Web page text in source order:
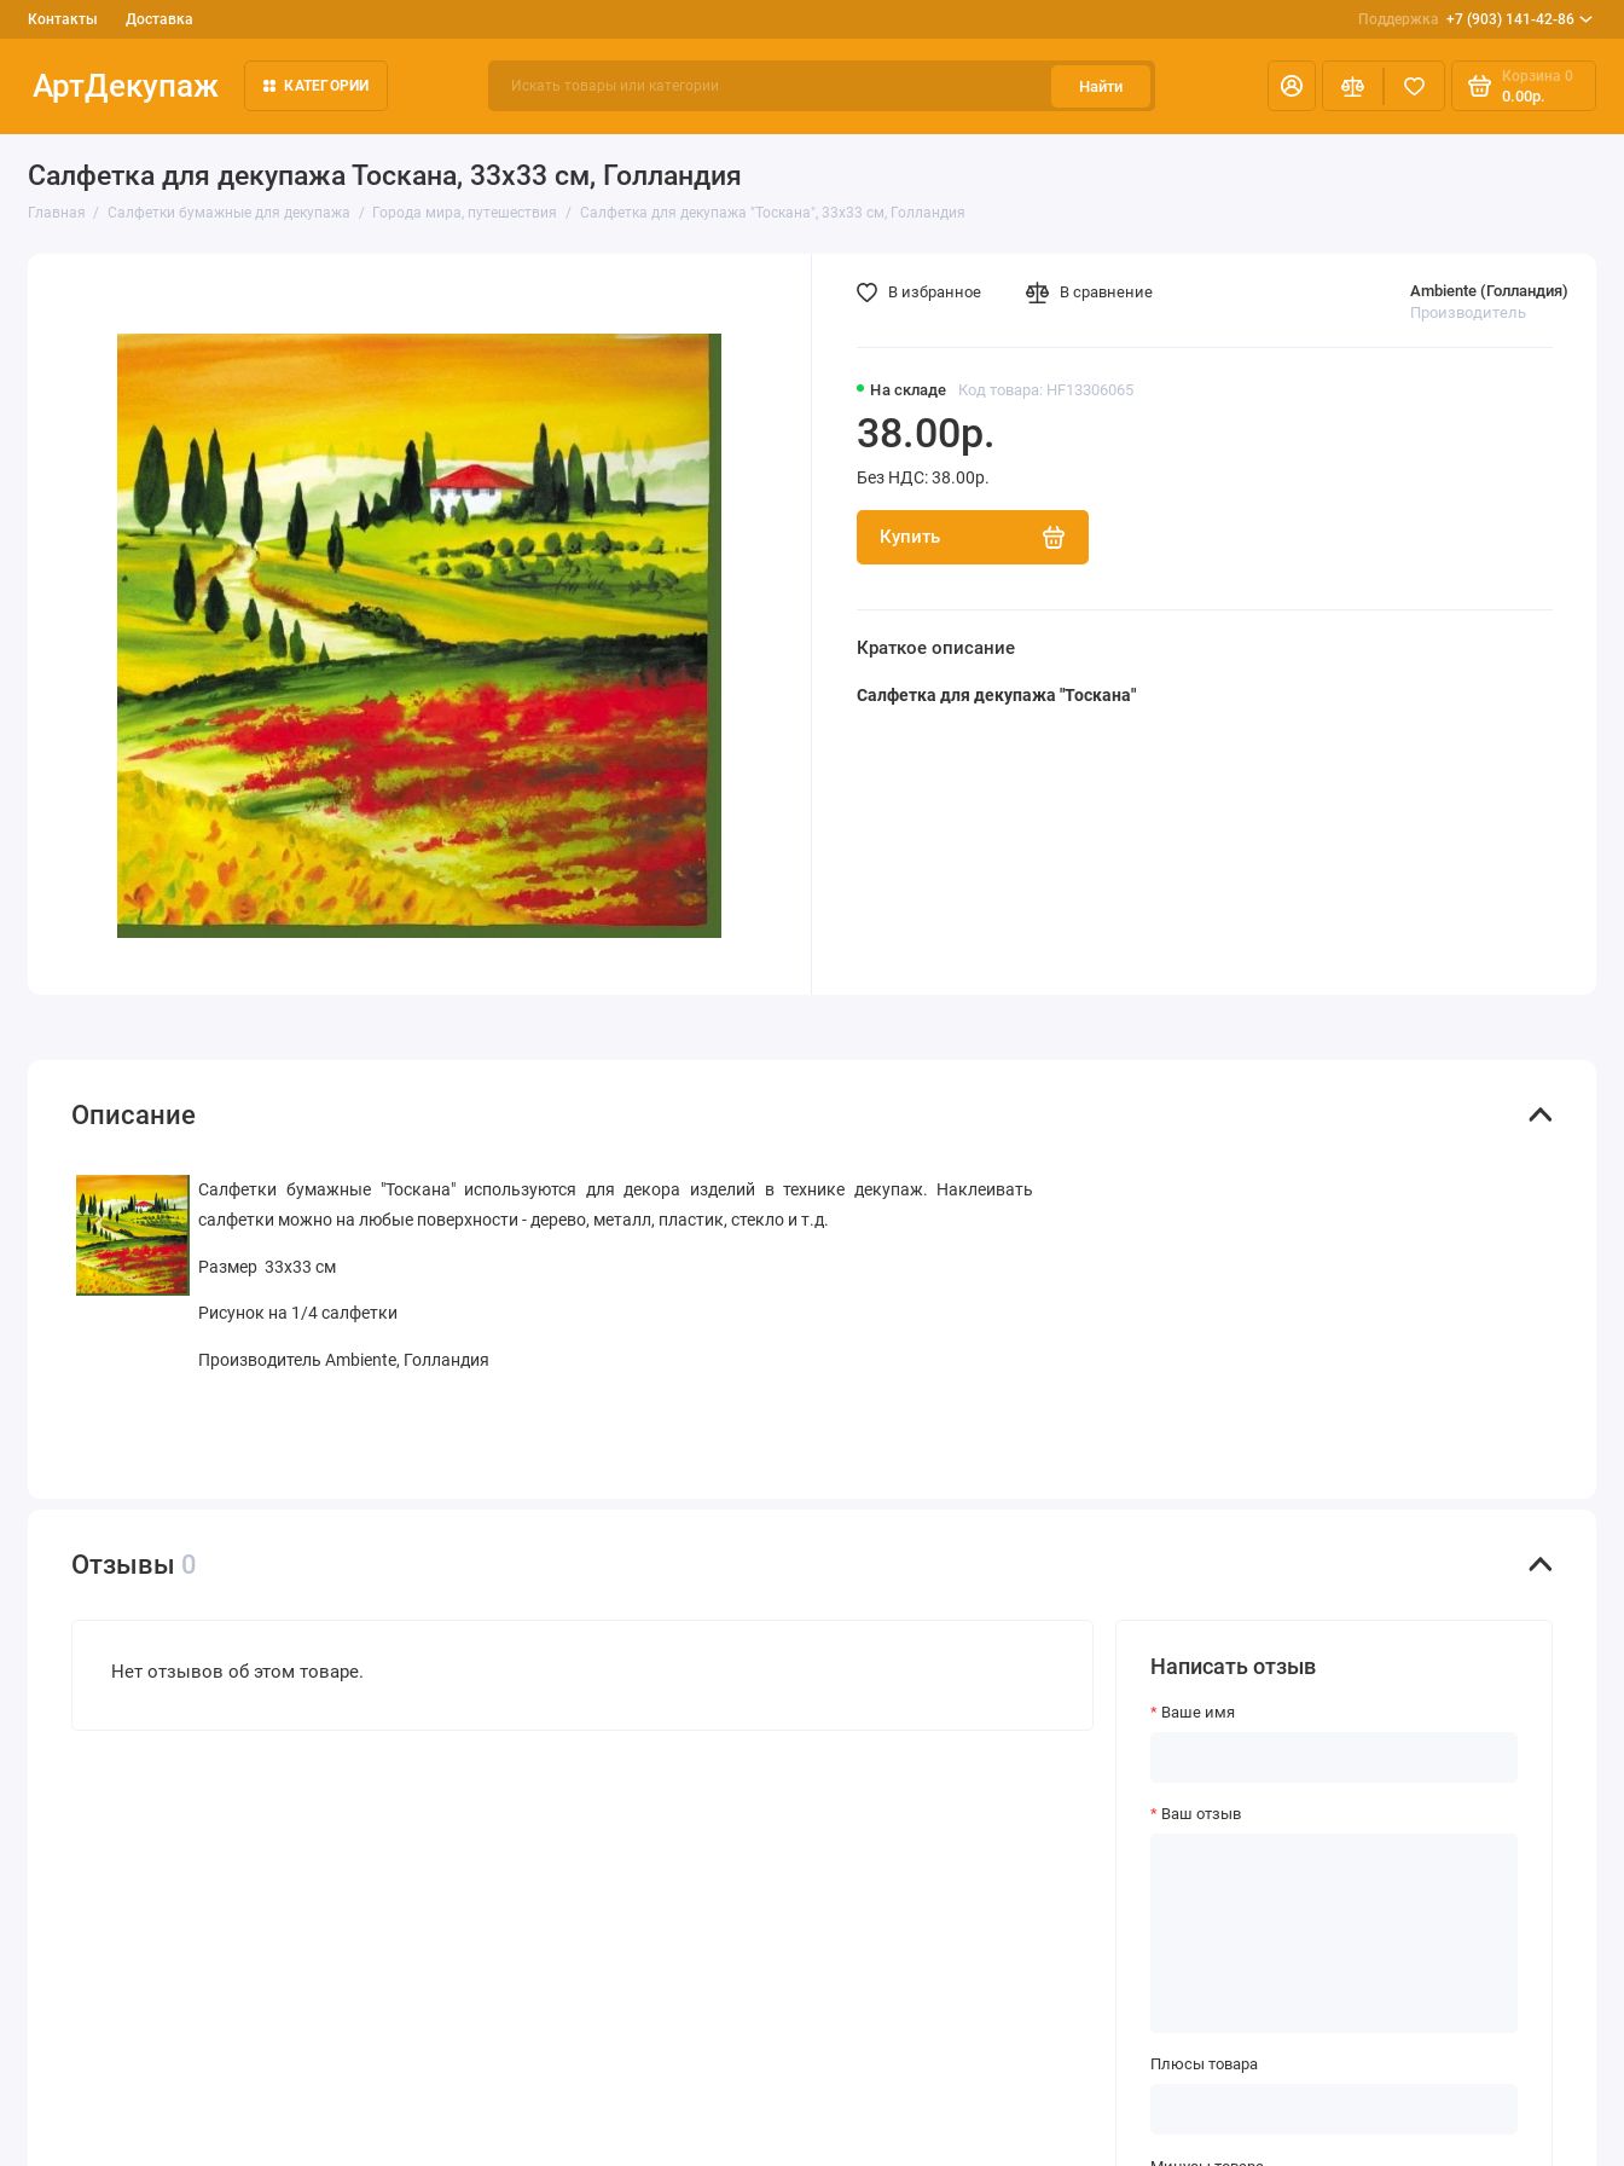
Контакты Доставка Поддержка +7 (903) 141-42-86
АртДекупаж КАТЕГОРИИ Найти
Корзина 0
0.00р.
Салфетка для декупажа Тоскана, 33х33 см, Голландия
Главная Салфетки бумажные для декупажа Города мира, путешествия Салфетка для декупажа "Тоскана", 33х33 см, Голландия
На складе Код товара: HF13306065
Ambiente (Голландия)
Производитель
38.00р.
Без НДС: 38.00р.
Купить
В избранное В сравнение
Краткое описание
Салфетка для декупажа "Тоскана"
Описание
Салфетки бумажные "Тоскана" используются для декора изделий в технике декупаж. Наклеивать
салфетки можно на любые поверхности - дерево, металл, пластик, стекло и т.д.
Размер 33х33 см
Рисунок на 1/4 салфетки
Производитель Ambiente, Голландия
Отзывы 0
Нет отзывов об этом товаре. Написать отзыв
Ваше имя
Ваш отзыв
Плюсы товара